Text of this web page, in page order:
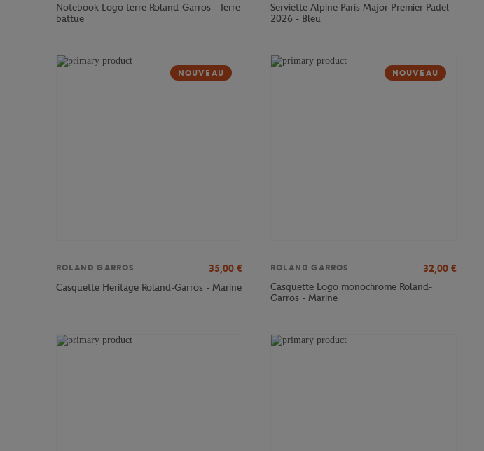
Notebook Logo terre Roland-Garros - Terre
battue
Serviette Alpine Paris Major Premier Padel
2026 - Bleu
NOUVEAU
ROLAND GARROS 35,00 €
Casquette Heritage Roland-Garros - Marine
NOUVEAU
ROLAND GARROS 32,00 €
Casquette Logo monochrome Roland-
Garros - Marine